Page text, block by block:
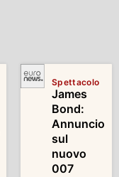
Spettacolo
James
Bond:
Annuncio
sul
nuovo
007